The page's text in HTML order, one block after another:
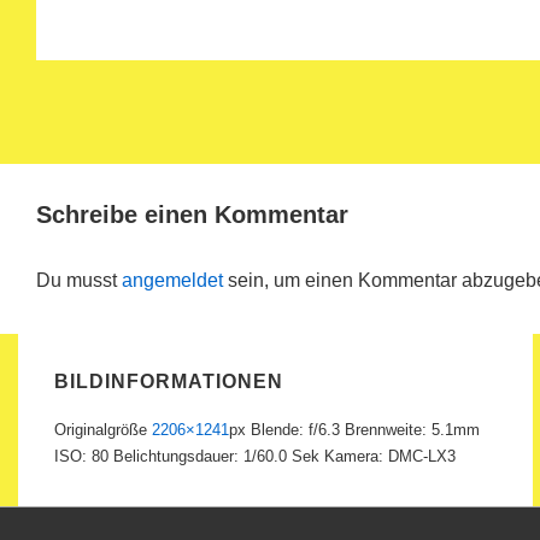
Schreibe einen Kommentar
Du musstangemeldetsein, um einen Kommentar
BILDINFORMATIONEN
Originalgröße 2206×1241px Blende: f/6.3 Brennweite: 5.1mm
ISO: 80 Belichtungsdauer: 1/60.0 Sek Kamera: DMC-LX3